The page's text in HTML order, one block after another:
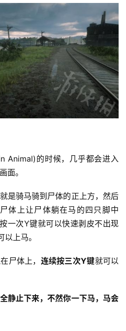
Animal)的时候，几乎都会进入
面。
是骑马骑到尸体的正上方，然后
体上让尸体躺在马的四只脚中
一次Y键就可以快速剥皮不出现
上马。
在尸体上， 连续按三次Y键就可以
静止下来，不然你一下马，马会